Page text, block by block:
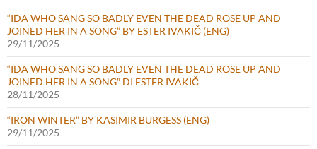
“IDA WHO SANG SO BADLY EVEN THE DEAD ROSE UP AND
JOINED HER IN A SONG” BY ESTER IVAKIČ (ENG)
29/11/2025
“IDA WHO SANG SO BADLY EVEN THE DEAD ROSE UP AND
JOINED HER IN A SONG” DI ESTER IVAKIČ
28/11/2025
“IRON WINTER” BY KASIMIR BURGESS (ENG)
29/11/2025